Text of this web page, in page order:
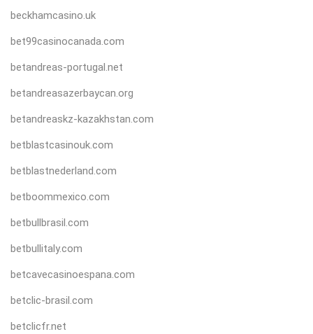
beckhamcasino.uk
bet99casinocanada.com
betandreas-portugal.net
betandreasazerbaycan.org
betandreaskz-kazakhstan.com
betblastcasinouk.com
betblastnederland.com
betboommexico.com
betbullbrasil.com
betbullitaly.com
betcavecasinoespana.com
betclic-brasil.com
betclicfr.net